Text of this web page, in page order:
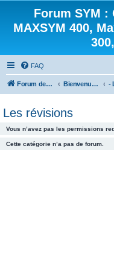
Forum SYM :
MAXSYM 400,
FAQ
Forum des scooters SYM - GTS -MAXSYM - CRUISYM - JOYMAX - Maxsym TL Bienvenue sur le forum des scooters de la gamme SYM
Les révisions
Vous n’avez pas les permissions
Cette catégorie n’a pas de forum.